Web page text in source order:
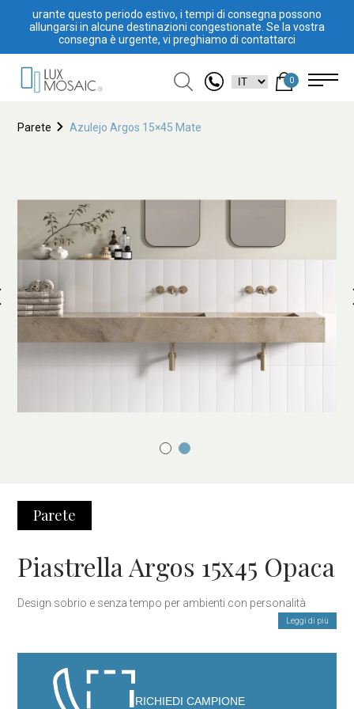
urante questo periodo estivo, i tempi di consegna possono
allungarsi in alcune destinazioni congestionate. Se la vostra
consegna è urgente, vi preghiamo di contattarci
0
Parete Azulejo Argos 15×45 Mate
Parete
Piastrella Argos 15x45 Opaca
Design sobrio e senza tempo per ambienti con personalità
scelta elegante e versatile per chi cerca un rivestimento con
carattere, discreto ma presente. La sua superficie satinata offre
un tocco morbido e un aspetto naturale, ideale per ambienti
moderni, rustici o minimalisti.
Leggi di più
RICHIEDI CAMPIONE